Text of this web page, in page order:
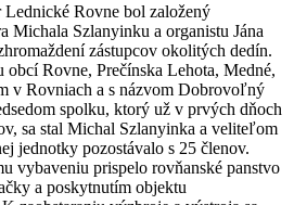
Rovne bol založený
Michala Szlanyinku a organistu Jána
zástupcov okolitých dedín.
obcí Rovne, Prečínska Lehota, Medné,
v Rovniach a s názvom Dobrovoľný
spolku, ktorý už v prvých dňoch
sa stal Michal Szlanyinka a veliteľom
jednotky pozostávalo s 25 členov.
vybaveniu prispelo rovňanské panstvo
a poskytnutím objektu